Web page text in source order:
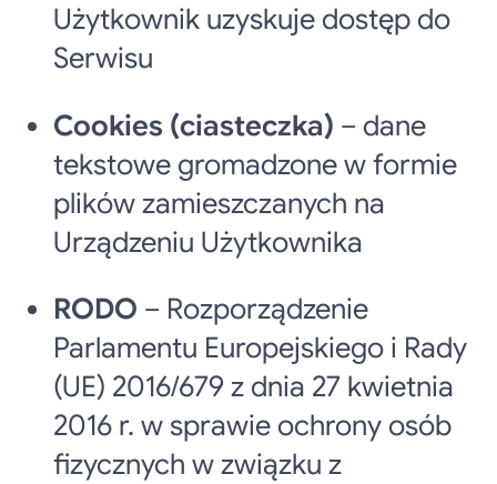
Użytkownik uzyskuje dostęp do
Serwisu
Cookies (ciasteczka) – dane
tekstowe gromadzone w formie
plików zamieszczanych na
Urządzeniu Użytkownika
RODO – Rozporządzenie
Parlamentu Europejskiego i Rady
(UE) 2016/679 z dnia 27 kwietnia
2016 r. w sprawie ochrony osób
fizycznych w związku z